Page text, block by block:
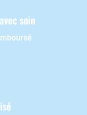
soin